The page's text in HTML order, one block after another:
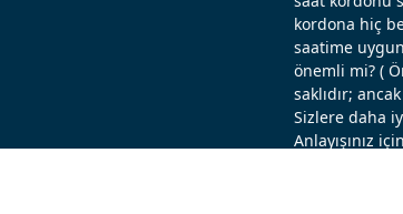
kordona hiç
saatime
önemli mi? (
saklıdır;
Sizlere daha
Anlayışınız